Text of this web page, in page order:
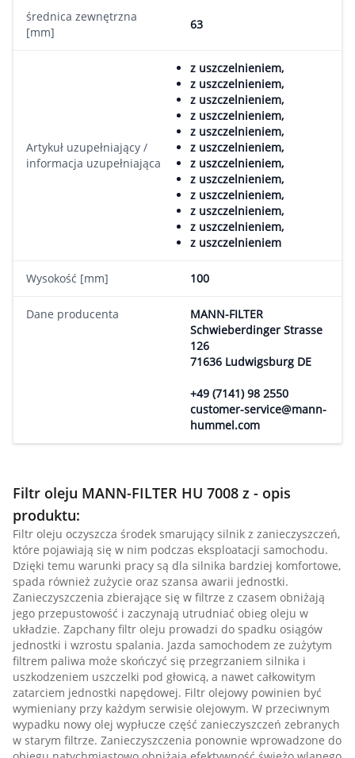
średnica zewnętrzna
[mm]
63
Artykuł uzupełniający /
informacja uzupełniająca
z uszczelnieniem,
z uszczelnieniem,
z uszczelnieniem,
z uszczelnieniem,
z uszczelnieniem,
z uszczelnieniem,
z uszczelnieniem,
z uszczelnieniem,
z uszczelnieniem,
z uszczelnieniem,
z uszczelnieniem,
z uszczelnieniem
Wysokość [mm] 100
Dane producenta
MANN-FILTER
Schwieberdinger Strasse
126
71636 Ludwigsburg DE
+49 (7141) 98 2550
customer-service@mann-
hummel.com
Filtr oleju MANN-FILTER HU 7008 z - opis
produktu:
Filtr oleju oczyszcza środek smarujący silnik z zanieczyszczeń,
które pojawiają się w nim podczas eksploatacji samochodu.
Dzięki temu warunki pracy są dla silnika bardziej komfortowe,
spada również zużycie oraz szansa awarii jednostki.
Zanieczyszczenia zbierające się w filtrze z czasem obniżają
jego przepustowość i zaczynają utrudniać obieg oleju w
układzie. Zapchany filtr oleju prowadzi do spadku osiągów
jednostki i wzrostu spalania. Jazda samochodem ze zużytym
filtrem paliwa może skończyć się przegrzaniem silnika i
uszkodzeniem uszczelki pod głowicą, a nawet całkowitym
zatarciem jednostki napędowej. Filtr olejowy powinien być
wymieniany przy każdym serwisie olejowym. W przeciwnym
wypadku nowy olej wypłucze część zanieczyszczeń zebranych
w starym filtrze. Zanieczyszczenia ponownie wprowadzone do